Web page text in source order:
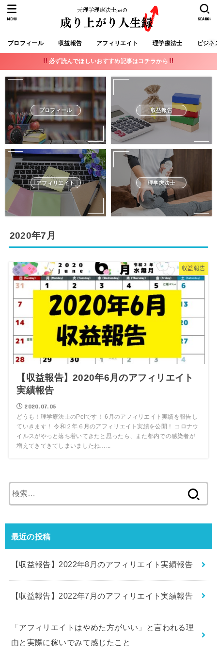
プロフィール 収益報告 アフィリエイト 理学療法士 ビジネ
SEARCH
MENU
必ず読んでほしいおすすめ記事はコチラから
プロフィール 収益報告
アフィリエイト 理学療法士
2020年7月
収益報告
【収益報告】2020年6月のアフィリエイト
実績報告
2020.07.05
どうも！理学療法士のPeiです！ 6月のアフィリエイト実績を報告し
ていきます！ 令和２年６月のアフィリエイト実績を公開！ コロナウ
イルスがやっと落ち着いてきたと思ったら、また都内での感染者が
増えてきてきてしまいましたね…...
索:
最近の投稿
【収益報告】2022年8月のアフィリエイト実績報告
【収益報告】2022年7月のアフィリエイト実績報告
「アフィリエイトはやめた方がいい」と言われる理
由と実際に稼いでみて感じたこと